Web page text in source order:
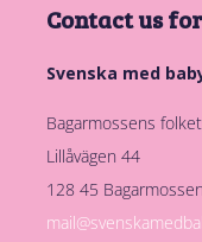
Contact us
Svenska med
Bagarmossens
Lillåvägen 44
128 45 Bagarmossen